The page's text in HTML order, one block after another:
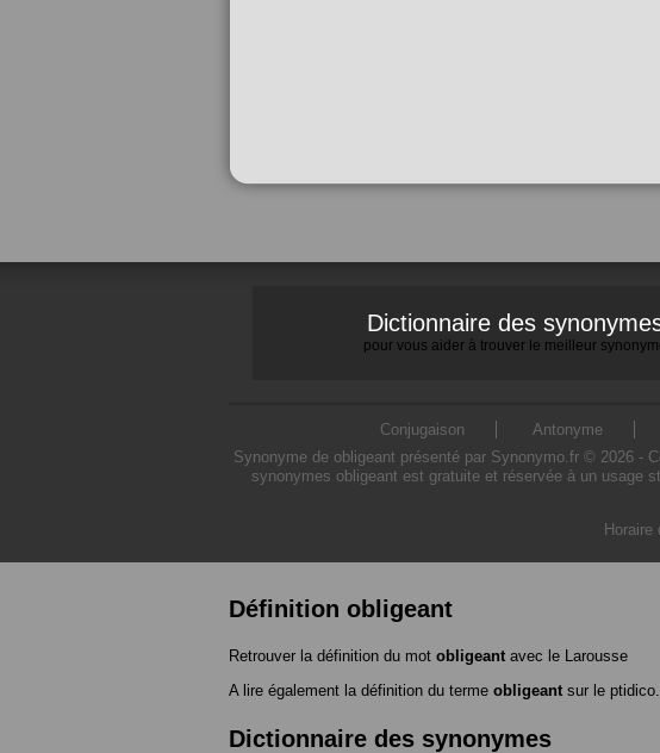
Dictionnaire des
pour vous aider à trouver le meilleur
Conjugaison Antonyme
Synonyme de obligeant présenté par Synonymo.fr © 2026 -
synonymes obligeant est gratuite et réservée à un usage
Horaire
Définition obligeant
Retrouver la définition du mot obligeant avec le Larousse
A lire également la définition du terme obligeant sur le
Dictionnaire des synonymes